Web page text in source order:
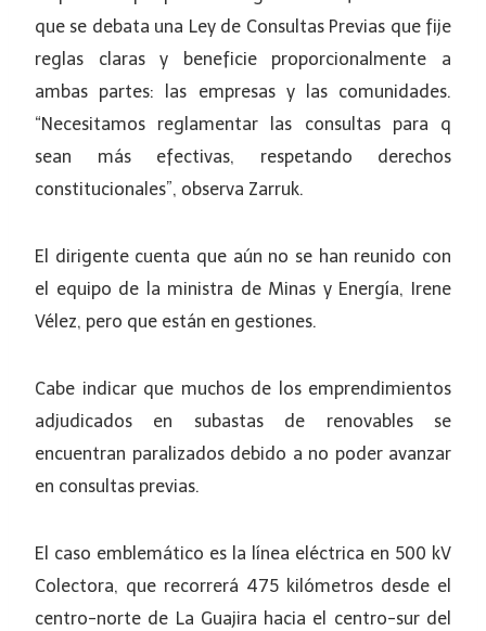
que se debata una Ley de Consultas Previas que fije
reglas claras y beneficie proporcionalmente a
ambas partes: las empresas y las comunidades.
“Necesitamos reglamentar las consultas para q
sean más efectivas, respetando derechos
constitucionales”, observa Zarruk.
El dirigente cuenta que aún no se han reunido con
el equipo de la ministra de Minas y Energía, Irene
Vélez, pero que están en gestiones.
Cabe indicar que muchos de los emprendimientos
adjudicados en subastas de renovables se
encuentran paralizados debido a no poder avanzar
en consultas previas.
El caso emblemático es la línea eléctrica en 500 kV
Colectora, que recorrerá 475 kilómetros desde el
centro-norte de La Guajira hacia el centro-sur del